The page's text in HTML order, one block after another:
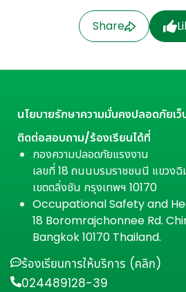
Share
นโยบายรักษาความมั่นคงปลอดภัยเว็
ติดต่อสอบถาม/ร้องเรียนได้ที่
กองความปลอดภัยแรงงาน
เลขที่ 18 ถนนบรมราชชนนี แขวง
เขตตลิ่งชัน กรุงเทพฯ 10170
Occupational Safety and
18 Boromrajchonnee Rd.
Bangkok 10170 Thailand.
ร้องเรียนการให้บริการ (คลิก)
024489128-39